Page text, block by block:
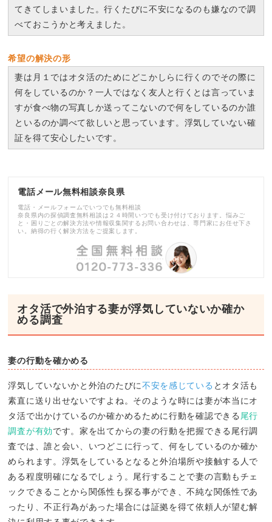
てきてしまいました。行くたびに不安になるのも嫌なので調
べておこうかと考えました。
希望の解決の形
妻は月１ではオタ活のためにどこかしらに行くのでその際に
何をしているのか？一人ではなく友人と行くとは言っていま
すが食べ物の写真しか送ってこないので何をしているのか誰
といるのか調べて欲しいと思っています。浮気していない確
証を得て安心したいです。
電話メール無料相談奈良県
電話・メールフォームでいつでも無料相談
奈良県内の探偵調査無料相談は２４時間いつでも受け付けております。悩みご
と・困りごとの解決方法や情報収集関するお問い合わせは、専門家にお任せ下さ
い。納得の行く解決方法をご提案します。
オタ活で外泊する妻が浮気していないか確か
める調査
妻の行動を確かめる
浮気していないかと外泊のたびに不安を感じている とオタ活も
素直に送り出せないですよね。そのような時には妻が本当にオ
タ活で出かけているのか確かめるために行動を確認できる 尾行
調査が有効です。家を出てからの妻の行動を把握できる尾行調
査では、誰と会い、いつどこに行って、何をしているのか確か
められます。浮気をしているとなると外泊場所や接触する人で
ある程度明確になるでしょう。尾行することで妻の言動もチェ
ックできることから関係性も探る事ができ、不純な関係性であ
ったり、不正行為があった場合には証拠を得て依頼人が望む解